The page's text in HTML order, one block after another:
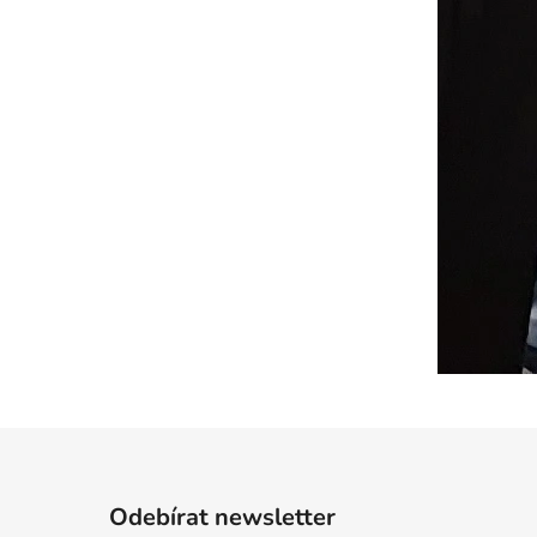
Odebírat newsletter